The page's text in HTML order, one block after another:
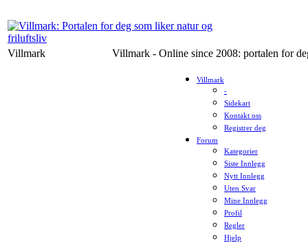
Villmark Villmark - Online since 2008: portalen for
Villmark
-
Sidekart
Kontakt oss
Registrer deg
Forum
Kategorier
Siste Innlegg
Nytt Innlegg
Uten Svar
Mine Innlegg
Profil
Regler
Hjelp